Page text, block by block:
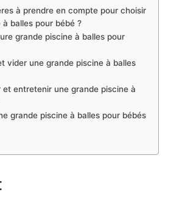
à prendre en compte pour choisir
balles pour bébé ?
grande piscine à balles pour
vider une grande piscine à balles
entretenir une grande piscine à
grande piscine à balles pour bébés